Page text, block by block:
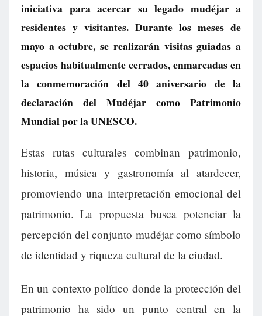
iniciativa para acercar su legado mudéjar a
residentes y visitantes. Durante los meses de
mayo a octubre, se realizarán visitas guiadas a
espacios habitualmente cerrados, enmarcadas en
la conmemoración del 40 aniversario de la
declaración del Mudéjar como Patrimonio
Mundial por la UNESCO.
Estas rutas culturales combinan patrimonio,
historia, música y gastronomía al atardecer,
promoviendo una interpretación emocional del
patrimonio. La propuesta busca potenciar la
percepción del conjunto mudéjar como símbolo
de identidad y riqueza cultural de la ciudad.
En un contexto político donde la protección del
patrimonio ha sido un punto central en la